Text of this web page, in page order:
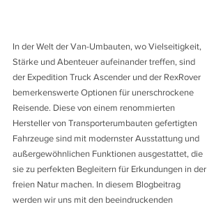
In der Welt der Van-Umbauten, wo Vielseitigkeit,
Stärke und Abenteuer aufeinander treffen, sind
der Expedition Truck Ascender und der RexRover
bemerkenswerte Optionen für unerschrockene
Reisende. Diese von einem renommierten
Hersteller von Transporterumbauten gefertigten
Fahrzeuge sind mit modernster Ausstattung und
außergewöhnlichen Funktionen ausgestattet, die
sie zu perfekten Begleitern für Erkundungen in der
freien Natur machen. In diesem Blogbeitrag
werden wir uns mit den beeindruckenden